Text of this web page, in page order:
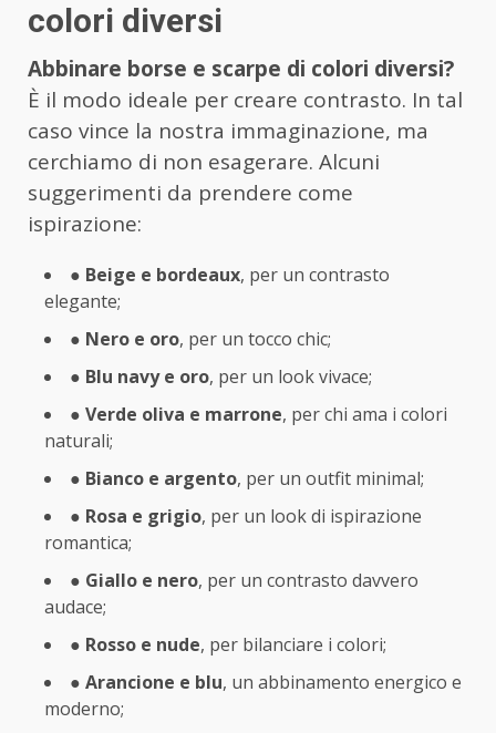
colori diversi
Abbinare borse e scarpe di colori diversi?
È il modo ideale per creare contrasto. In tal
caso vince la nostra immaginazione, ma
cerchiamo di non esagerare. Alcuni
suggerimenti da prendere come
ispirazione:
● Beige e bordeaux, per un contrasto
elegante;
● Nero e oro, per un tocco chic;
● Blu navy e oro, per un look vivace;
● Verde oliva e marrone, per chi ama i colori
naturali;
● Bianco e argento, per un outfit minimal;
● Rosa e grigio, per un look di ispirazione
romantica;
● Giallo e nero, per un contrasto davvero
audace;
● Rosso e nude, per bilanciare i colori;
● Arancione e blu, un abbinamento energico e
moderno;